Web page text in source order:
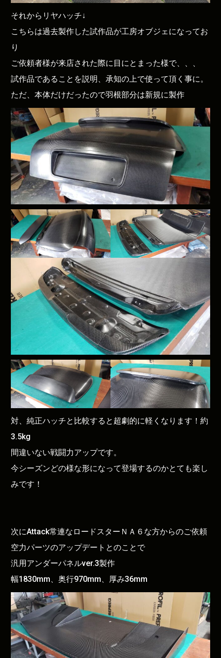
それからリヤハッチ↓
こちらは過去製作した試作品が工房オブジェになってお
り
ご依頼者様が来店された際に目にとまった様で、、、
試作品であることを説明、承知の上で使って頂く事に。
ただ、本体だけだったので羽根部分は新規に製作
対、純正ハッチと比較すると超劇的に軽くなります！約
3.5kg
間違いない戦闘力アップです。
今シーズンどの様な形になって登場するのかとても楽し
みです！
次にAttack常連なロードスターＮＡ６な方からのご依頼
空力パーツのアップデートとのことで
汎用アンダーパネルver.3製作
幅1830mm、奥行970mm、厚み36mm